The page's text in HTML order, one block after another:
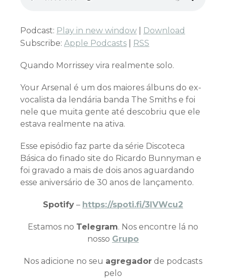
Podcast: Play in new window
Download
Subscribe: Apple Podcasts RSS
Quando Morrissey vira realmente solo.
Your Arsenal é um dos maiores álbuns do ex-
vocalista da lendária banda The Smiths e foi
nele que muita gente até descobriu que ele
estava realmente na ativa.
Esse episódio faz parte da série Discoteca
Básica do finado site do Ricardo Bunnyman e
foi gravado a mais de dois anos aguardando
esse aniversário de 30 anos de lançamento.
Spotify – https://spoti.fi/3IVWcu2
Estamos no Telegram. Nos encontre lá no
nosso Grupo
Nos adicione no seu agregador de podcasts
pelo